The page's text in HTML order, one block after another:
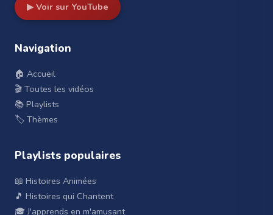
▶ Voir sur YouTube
Navigation
🏠 Accueil
🎬 Toutes les vidéos
📚 Playlists
🏷️ Thèmes
Playlists populaires
📖 Histoires Animées
🎵 Histoires qui Chantent
🎓 J'apprends en m'amusant